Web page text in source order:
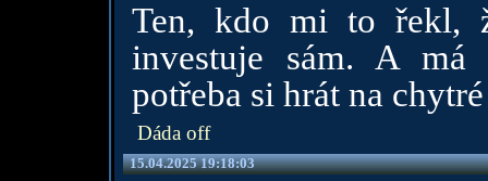
Ten, kdo mi to řekl,
investuje sám. A má
potřeba si hrát na
Dáda off
15.04.2025 19:18:03